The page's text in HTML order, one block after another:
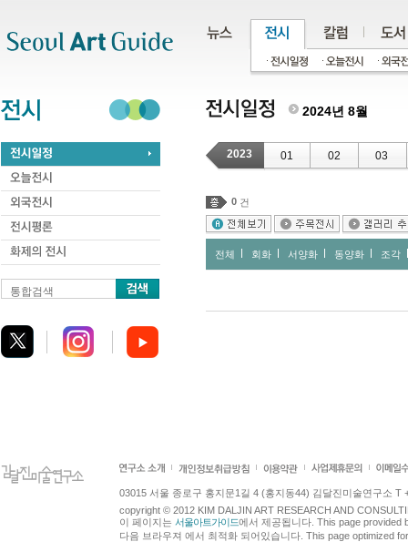
통합검색
2024년 8월
2023 01 02 03
0 건
전체 회화 서양화 동양화 조각
03015 서울 종로구 홍지문1길 4 (홍지동44) 김달진미술연구소 T
copyright © 2012 KIM DALJIN ART RESEARCH AND
이 페이지는 서울아트가이드에서 제공됩니다. This page provided
다음 브라우져 에서 최적화 되어있습니다. This page optimized